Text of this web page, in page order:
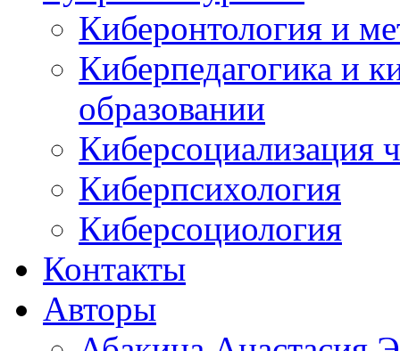
Киберонтология и
Киберпедагогика и
образовании
Киберсоциализация
Киберпсихология
Киберсоциология
Контакты
Авторы